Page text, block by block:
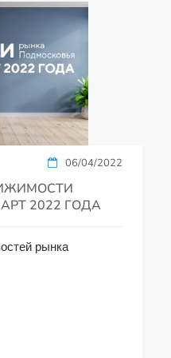
06/04/2022
2022 ГОДА
рынка